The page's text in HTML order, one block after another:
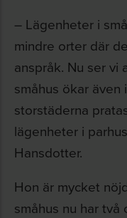
– Lägenheter i
mindre orter där
anspråk. Nu ser
småhus ökar även
storstäderna
lägenheter i
Hansdotter.
Hon är mycket
småhus nu har